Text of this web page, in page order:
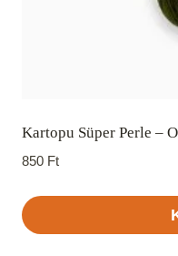
Kartopu Süper Perle –
850 Ft